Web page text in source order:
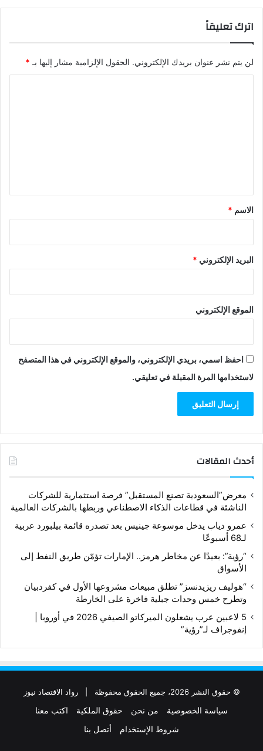
اترك تعليقاً
لن يتم نشر عنوان بريدك الإلكتروني. الحقول الإلزامية مشار إليها بـ *
*
الاسم *
البريد الإلكتروني *
الموقع الإلكتروني
احفظ اسمي، بريدي الإلكتروني، والموقع الإلكتروني في هذا المتصفح
لاستخدامها المرة المقبلة في تعليقي.
أحدث المقالات
معرض”السعودية تصنع المستقبل” فرصة استثمارية للشركات
الناشئة في قطاعات الذكاء الاصطناعي وربطها بالشركات العالمية
عمرو دياب يدخل موسوعة جينيس بعد تصدره قائمة بيلبورد عربية
لـ68 أسبوعًا
“رؤية”: بعيدًا عن مخاطر هرمز.. الإمارات تؤمّن طريق النفط إلى
الأسواق
“هوليف ريزيدنسز” تطلق مبيعات مشروعها الأول في كفردبيان
وتطرح خمس وحدات جبلية فاخرة على الخارطة
5 لاعبين عرب يشعلون الميركاتو الصيفي 2026 في أوروبا |
إنفوجراف لـ”رؤية”
© حقوق النشر 2026، جميع الحقوق محفوظة | رواد الاقتصاد نيوز
سياسة الخصوصية من نحن حقوق الملكية
اكتب معنا
شروط الإستخدام
أتصل بنا